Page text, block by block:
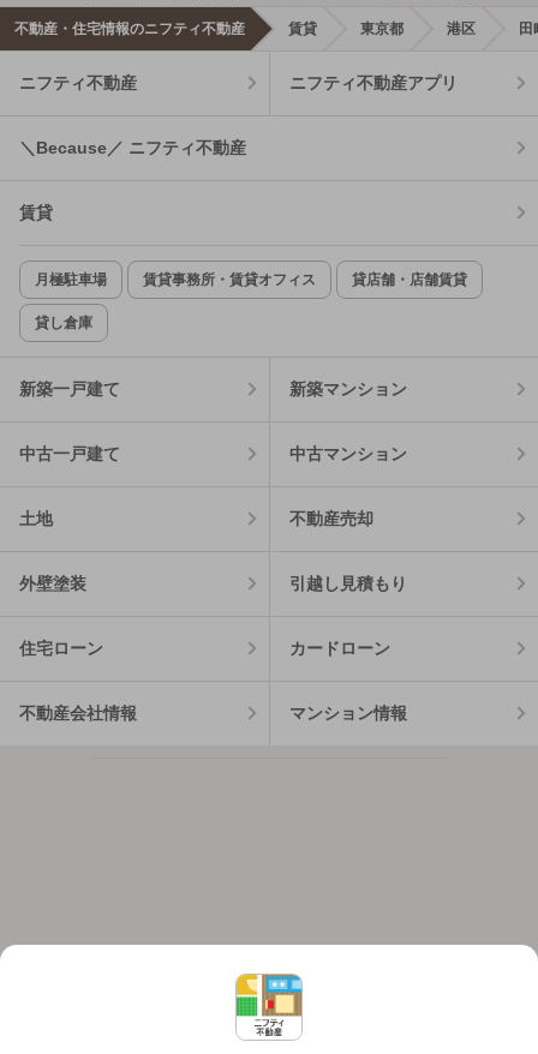
不動産・住宅情報のニフティ不動産 賃貸 東京都 港区 田
ニフティ不動産 ニフティ不動産アプリ
＼Because／ ニフティ不動産
賃貸
月極駐車場 賃貸事務所・賃貸オフィス 貸店舗・店舗賃貸
貸し倉庫
新築一戸建て 新築マンション
中古一戸建て 中古マンション
土地 不動産売却
外壁塗装 引越し見積もり
住宅ローン カードローン
不動産会社情報 マンション情報